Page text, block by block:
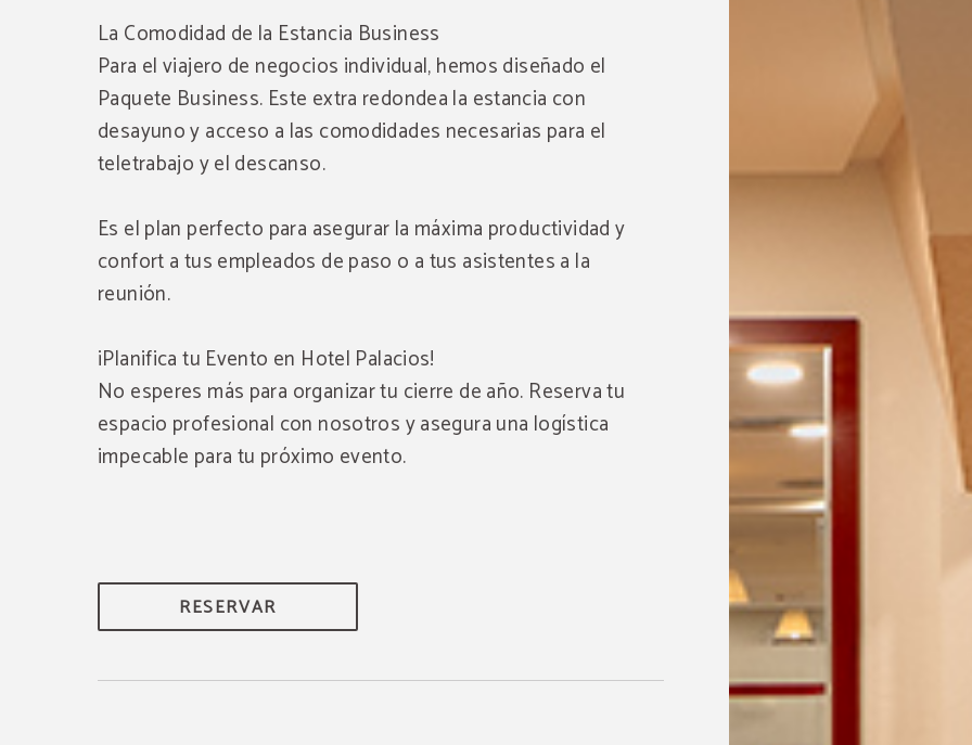
La Comodidad de la Estancia Business
Para el viajero de negocios individual, hemos diseñado el
Paquete Business. Este extra redondea la estancia con
desayuno y acceso a las comodidades necesarias para el
teletrabajo y el descanso.
Es el plan perfecto para asegurar la máxima productividad y
confort a tus empleados de paso o a tus asistentes a la
reunión.
¡Planifica tu Evento en Hotel Palacios!
No esperes más para organizar tu cierre de año. Reserva tu
espacio profesional con nosotros y asegura una logística
impecable para tu próximo evento.
RESERVAR